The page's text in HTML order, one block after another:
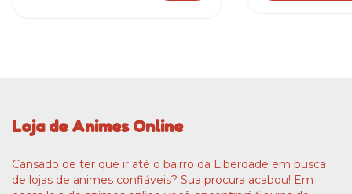
Loja de Animes Online
Cansado de ter que ir até o bairro da Liberdade em busca
de lojas de animes confiáveis? Sua procura acabou! Em